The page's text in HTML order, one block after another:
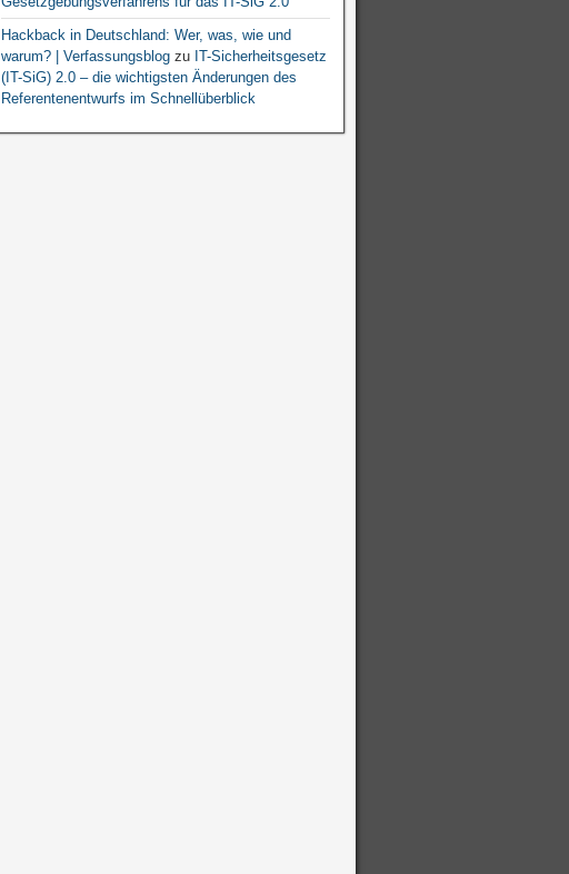
Hackback in Deutschland: Wer, was, wie und
warum? | Verfassungsblogzu IT-Sicherheitsgesetz
(IT-SiG) 2.0 – die wichtigsten Änderungen des
Referentenentwurfs im Schnellüberblick